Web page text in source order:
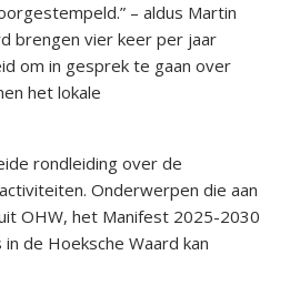
– aldus Martin
brengen vier keer per jaar
om in gesprek te gaan over
het lokale
rondleiding over de
Onderwerpen die aan
OHW, het Manifest 2025-2030
de Hoeksche Waard kan